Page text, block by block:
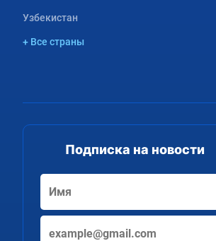
Узбекистан
+ Все страны
Подписка на новости